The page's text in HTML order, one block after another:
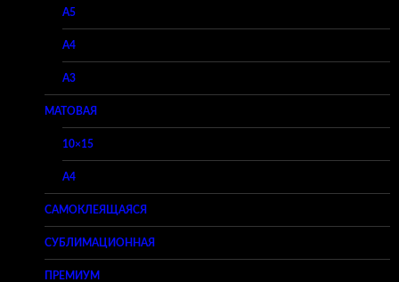
A5
A4
A3
МАТОВАЯ
10×15
A4
САМОКЛЕЯЩАЯСЯ
СУБЛИМАЦИОННАЯ
ПРЕМИУМ